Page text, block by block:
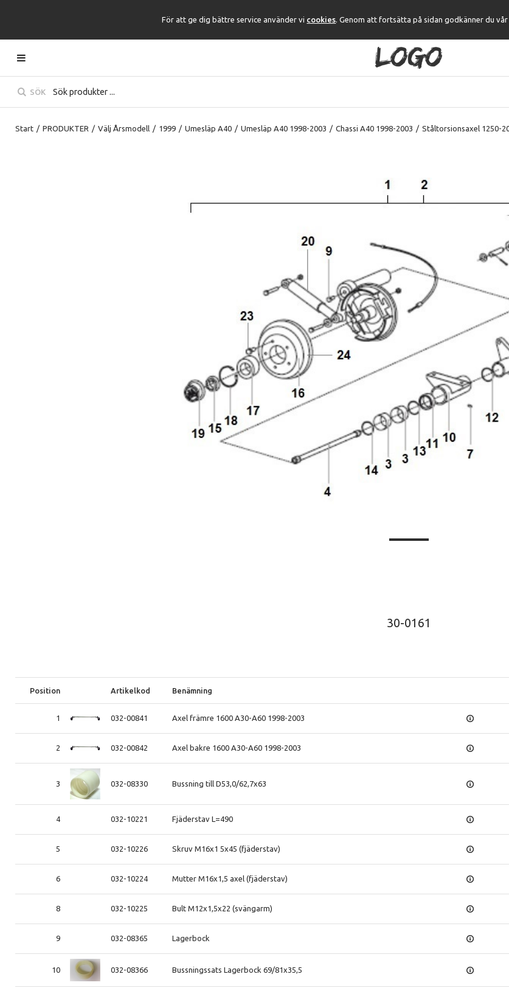
För att ge dig bättre service använder vi cookies. Genom att fortsätta på sidan godkänner du
SÖK
Start / PRODUKTER / Välj Årsmodell / 1999 / Umesläp A40 / Umesläp A40 1998-2003 / Chassi A40 1998-2003 / Ståltorsionsaxel 1250-
30-0161
Position Artikelkod Benämning
1 032-00841 Axel främre 1600 A30-A60 1998-2003
2 032-00842 Axel bakre 1600 A30-A60 1998-2003
3 032-08330 Bussning till D53,0/62,7x63
4 032-10221 Fjäderstav L=490
5 032-10226 Skruv M16x1 5x45 (fjäderstav)
6 032-10224 Mutter M16x1,5 axel (fjäderstav)
8 032-10225 Bult M12x1,5x22 (svängarm)
9 032-08365 Lagerbock
10 032-08366 Bussningssats Lagerbock 69/81x35,5